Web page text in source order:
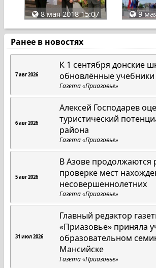
8 мая 2018 15:07 9
Ранее в новостях
7 авг 2026
К 1 сентября донские
обновлённые учебники
Газета «Приазовье»
6 авг 2026
Алексей Господарев
туристический
района
Газета «Приазовье»
5 авг 2026
В Азове продолжаются
проверке мест
несовершеннолетних
Газета «Приазовье»
31 июл 2026
Главный редактор
«Приазовье» приняла
образовательном
Мансийске
Газета «Приазовье»